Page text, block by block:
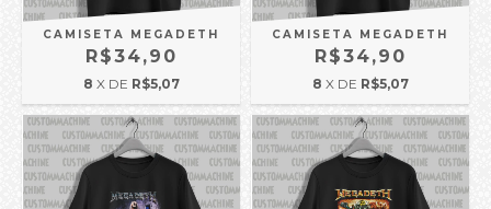
CAMISETA MEGADETH
R$34,90
8 X DE R$5,07
CAMISETA MEGADETH
R$34,90
8 X DE R$5,07